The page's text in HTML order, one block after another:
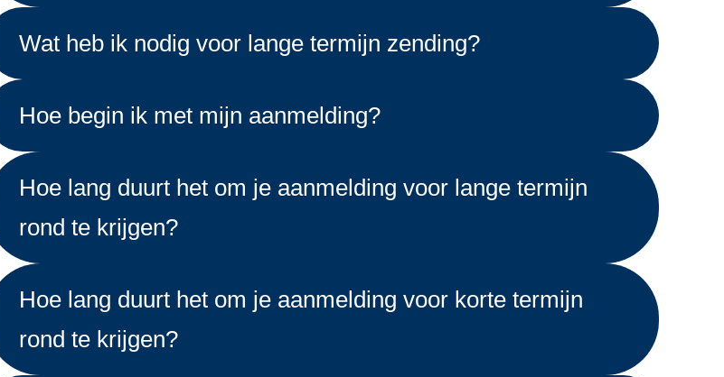
Wat heb ik nodig voor lange termijn zending?
Hoe begin ik met mijn aanmelding?
Hoe lang duurt het om je aanmelding voor lange termijn
rond te krijgen?
Hoe lang duurt het om je aanmelding voor korte termijn
rond te krijgen?